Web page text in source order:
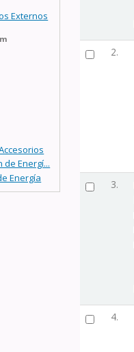
Externos
de Energí...
Energía
2.
3.
4.